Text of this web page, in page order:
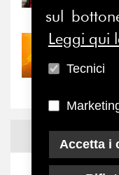
il
30/07/
Nove
sul
Leggi qui
Tecnici
Accetta i